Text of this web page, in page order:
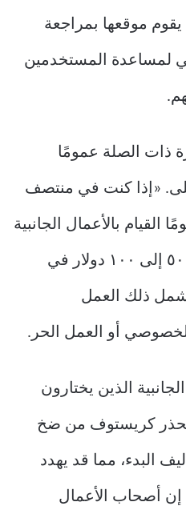
موقعها بمراجعة
لمساعدة المستخدمين
ذات الصلة عمومًا
«إذا كنت في منتصف
القيام بالأعمال الجانبية
الراقية التي تدفع لك من ٥٠ إلى ١٠٠ دولار في
ذلك العمل
أو العمل الحر.
الذين يختارون
تحذر كريستوف من ضخ
البدء، مما قد يهدد
إن أصحاب الأعمال